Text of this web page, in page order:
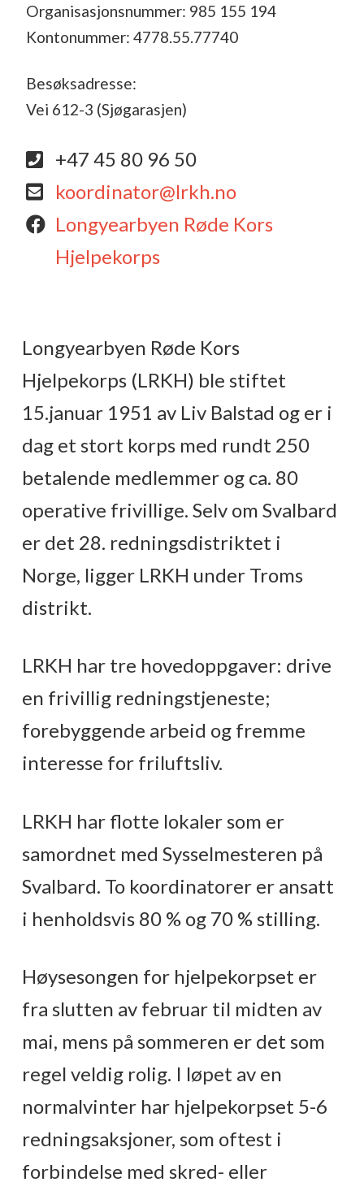
Organisasjonsnummer: 985 155 194
Kontonummer: 4778.55.77740
Besøksadresse:
Vei 612-3 (Sjøgarasjen)
+47 45 80 96 50
koordinator@lrkh.no
Longyearbyen Røde Kors
Hjelpekorps
Longyearbyen Røde Kors
Hjelpekorps (LRKH) ble stiftet
15.januar 1951 av Liv Balstad og er i
dag et stort korps med rundt 250
betalende medlemmer og ca. 80
operative frivillige. Selv om Svalbard
er det 28. redningsdistriktet i
Norge, ligger LRKH under Troms
distrikt.
LRKH har tre hovedoppgaver: drive
en frivillig redningstjeneste;
forebyggende arbeid og fremme
interesse for friluftsliv.
LRKH har flotte lokaler som er
samordnet med Sysselmesteren på
Svalbard. To koordinatorer er ansatt
i henholdsvis 80 % og 70 % stilling.
Høysesongen for hjelpekorpset er
fra slutten av februar til midten av
mai, mens på sommeren er det som
regel veldig rolig. I løpet av en
normalvinter har hjelpekorpset 5-6
redningsaksjoner, som oftest i
forbindelse med skred- eller